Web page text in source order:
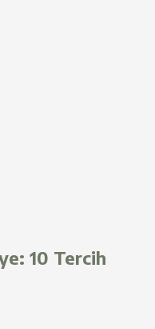
10 Tercih